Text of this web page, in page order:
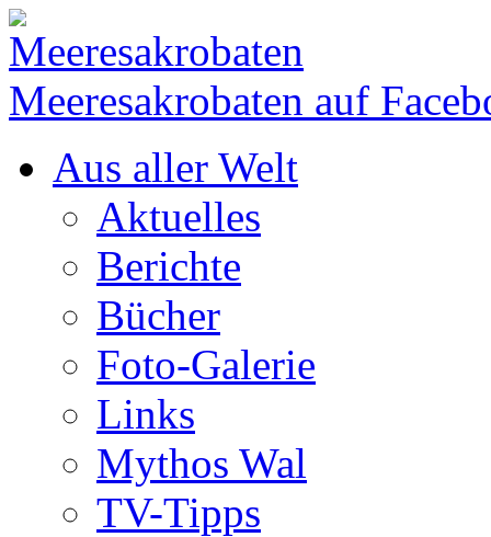
Meeresakrobaten auf
Aus aller Welt
Aktuelles
Berichte
Bücher
Foto-Galerie
Links
Mythos Wal
TV-Tipps